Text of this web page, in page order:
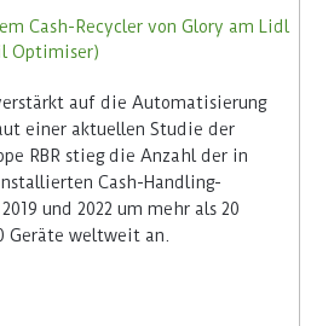
auf die Automatisierung
einer aktuellen Studie der
RBR stieg die Anzahl der in
Cash-Handling-
und 2022 um mehr als 20
Geräte weltweit an.